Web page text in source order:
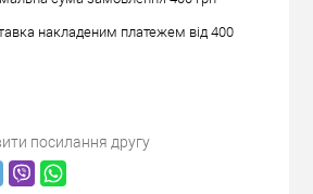
накладеним платежем від 400
посилання другу